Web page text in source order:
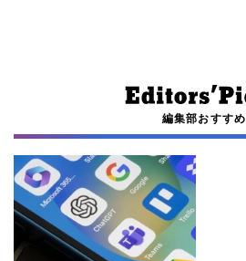
編集部おすすめ